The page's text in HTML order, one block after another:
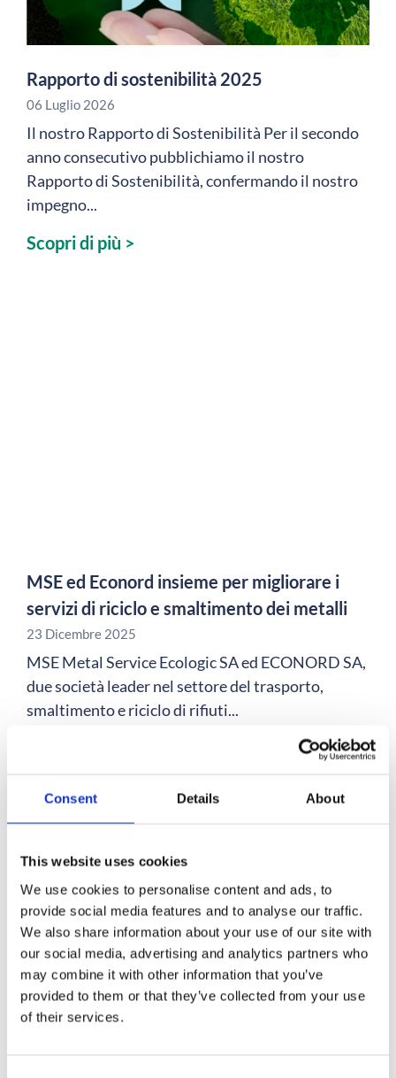
Consent Details About
This website uses cookies
We use cookies to personalise content and ads, to
provide social media features and to analyse our traffic.
We also share information about your use of our site with
our social media, advertising and analytics partners who
may combine it with other information that you’ve
provided to them or that they’ve collected from your use
of their services.
Rapporto di sostenibilità 2025
06 Luglio 2026
Il nostro Rapporto di Sostenibilità Per il secondo
anno consecutivo pubblichiamo il nostro
Rapporto di Sostenibilità, confermando il nostro
impegno...
Scopri di più >
MSE ed Econord insieme per migliorare i
servizi di riciclo e smaltimento dei metalli
23 Dicembre 2025
MSE Metal Service Ecologic SA ed ECONORD SA,
due società leader nel settore del trasporto,
smaltimento e riciclo di rifiuti...